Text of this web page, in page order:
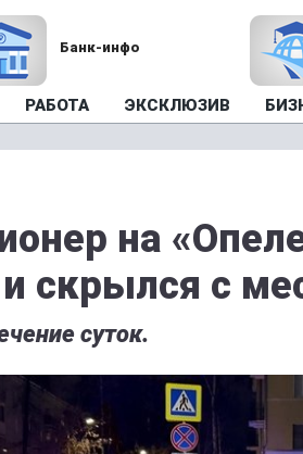
Банк-инфо
РАБОТА ЭКСКЛЮЗИВ
на
скрылся с
суток.